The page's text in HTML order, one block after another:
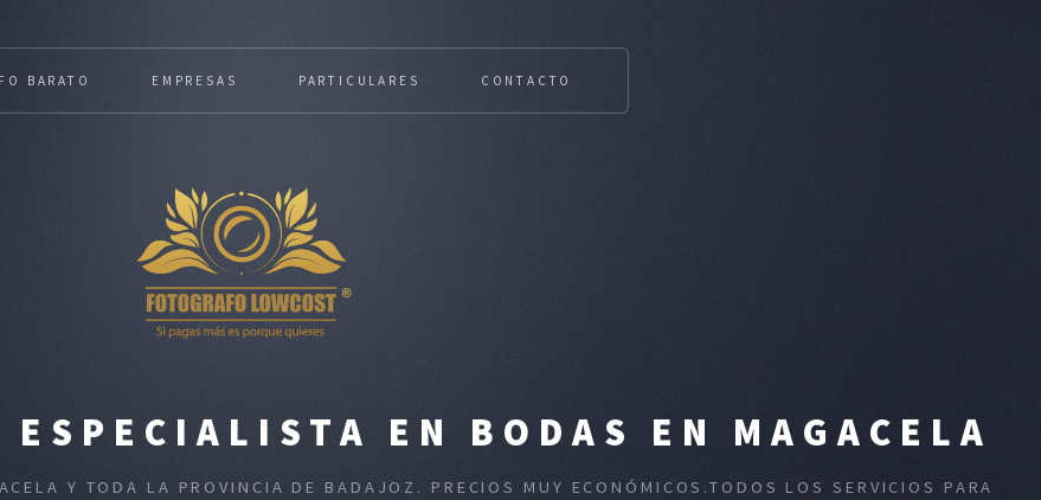
ESPECIALISTA EN BODAS EN MAGACELA
Y TODA LA PROVINCIA DE BADAJOZ. PRECIOS MUY ECONÓMICOS.TODOS LOS SERVICIOS PARA
BARATO EMPRESAS PARTICULARES CONTACTO